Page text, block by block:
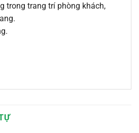
trong trang trí phòng khách,